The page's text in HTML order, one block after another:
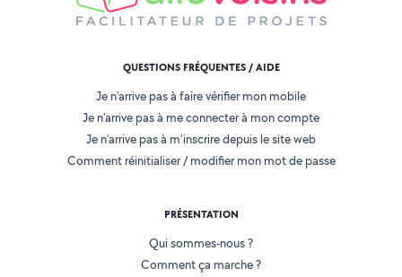
QUESTIONS FRÉQUENTES / AIDE
Je n'arrive pas à faire vérifier mon mobile
Je n'arrive pas à me connecter à mon compte
Je n'arrive pas à m'inscrire depuis le site web
Comment réinitialiser / modifier mon mot de passe
PRÉSENTATION
Qui sommes-nous ?
Comment ça marche ?